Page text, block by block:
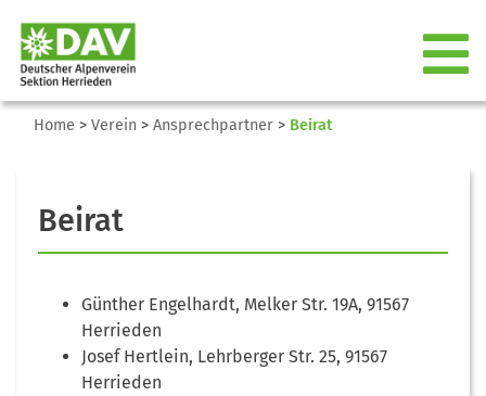
Home > Verein > Ansprechpartner > Beirat
Beirat
Günther Engelhardt, Melker Str. 19A, 91567
Herrieden
Josef Hertlein, Lehrberger Str. 25, 91567
Herrieden